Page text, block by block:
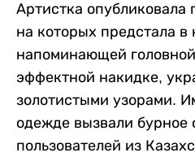
Артистка
на которых предстала в
напоминающей
эффектной накидке,
золотистыми узорами.
одежде вызвали бурное
пользователей из